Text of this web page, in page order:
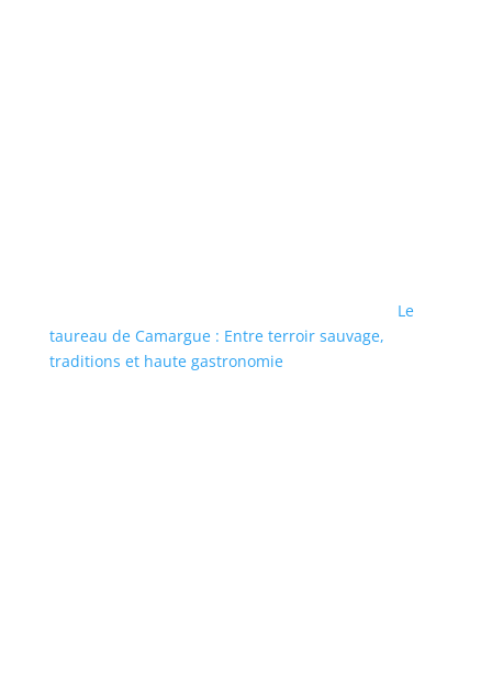
Le
taureau de Camargue : Entre terroir sauvage,
traditions et haute gastronomie